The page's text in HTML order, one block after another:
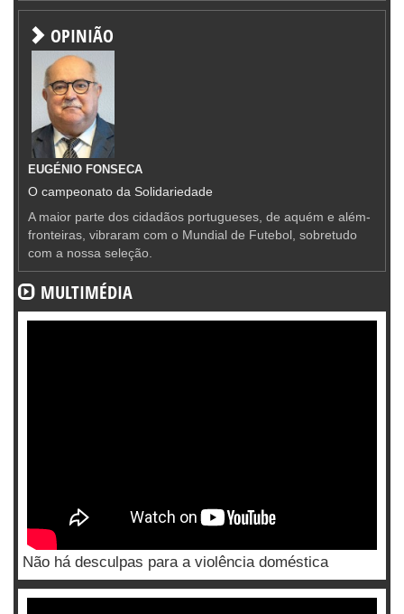
OPINIÃO
EUGÉNIO FONSECA
O campeonato da Solidariedade
A maior parte dos cidadãos portugueses, de aquém e além-
fronteiras, vibraram com o Mundial de Futebol, sobretudo
com a nossa seleção.
MULTIMÉDIA
Não há desculpas para a violência doméstica